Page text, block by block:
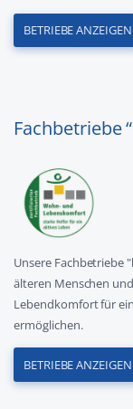
BETRIEBE ANZEIGEN
Fachbetriebe
Unsere Fachbetriebe
älteren Menschen
Lebendkomfort für
ermöglichen.
BETRIEBE ANZEIGEN